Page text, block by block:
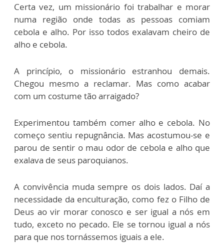
Certa vez, um missionário foi trabalhar e morar
numa região onde todas as pessoas comiam
cebola e alho. Por isso todos exalavam cheiro de
alho e cebola.
A princípio, o missionário estranhou demais.
Chegou mesmo a reclamar. Mas como acabar
com um costume tão arraigado?
Experimentou também comer alho e cebola. No
começo sentiu repugnância. Mas acostumou-se e
parou de sentir o mau odor de cebola e alho que
exalava de seus paroquianos.
A convivência muda sempre os dois lados. Daí a
necessidade da enculturação, como fez o Filho de
Deus ao vir morar conosco e ser igual a nós em
tudo, exceto no pecado. Ele se tornou igual a nós
para que nos tornássemos iguais a ele.